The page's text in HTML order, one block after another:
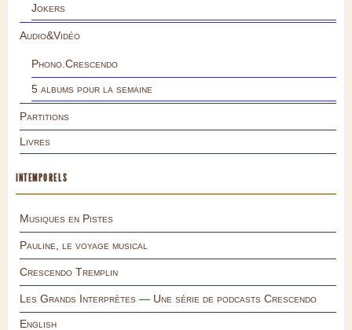
Jokers
Audio&Vidéo
Phono.Crescendo
5 albums pour la semaine
Partitions
Livres
INTEMPORELS
Musiques en Pistes
Pauline, le voyage musical
Crescendo Tremplin
Les Grands Interprètes — Une série de podcasts Crescendo
English